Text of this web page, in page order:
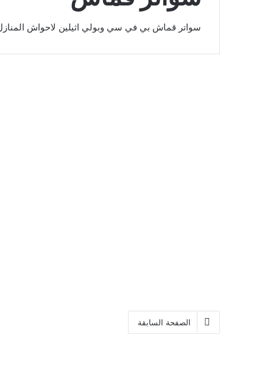
سواتر قماش بي في سي وبولي اثيلين لاحواش
الصفحة السابقة